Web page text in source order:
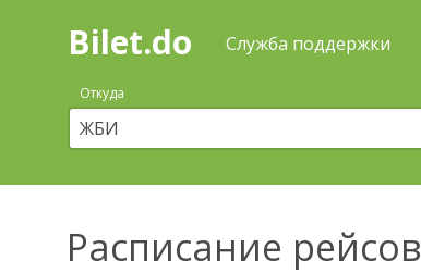
Поиск
покупка
билетов
автобус
онлайн
Bilet.do Служба поддержки
Откуда
Расписание рейсов